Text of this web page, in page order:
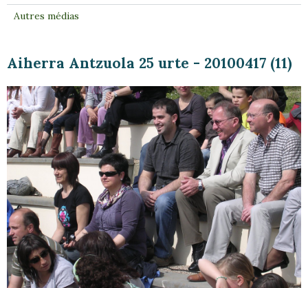
Aiherra Antzuola 25 urte - 20100417 (11)
Autres médias